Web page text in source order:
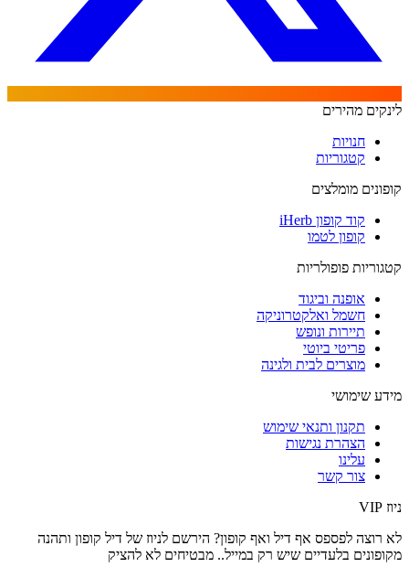
לינקים מהירים
חנויות
קטגוריות
קופונים מומלצים
קוד קופון iHerb
קופון לטמו
קטגוריות פופולריות
אופנה וביגוד
חשמל ואלקטרוניקה
תיירות ונופש
פריטי ביוטי
מוצרים לבית ולגינה
מידע שימושי
תקנון ותנאי שימוש
הצהרת נגישות
עלינו
צור קשר
ניוז VIP
לא רוצה לפספס אף דיל ואף קופון? הירשם לניוז של דיל קופון ותהנה
מקופונים בלעדיים שיש רק במייל.. מבטיחים לא להציק